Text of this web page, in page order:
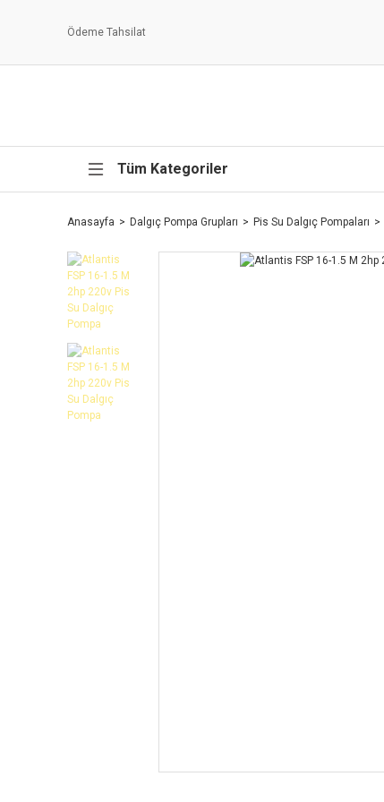
Ödeme Tahsilat
Tüm Kategoriler
Anasayfa Dalgıç Pompa Grupları Pis Su Dalgıç Pompaları